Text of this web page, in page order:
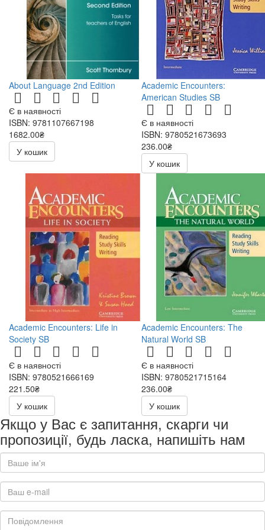
About Language 2nd Edition
Є в наявності
ISBN: 9781107667198
1682.00₴
У кошик
Academic Encounters:
American Studies SB
Є в наявності
ISBN: 9780521673693
236.00₴
472.00₴
У кошик
Academic Encounters: Life in
Society SB
Є в наявності
ISBN: 9780521666169
221.50₴
443.00₴
У кошик
Academic Encounters: The
Natural World SB
Є в наявності
ISBN: 9780521715164
236.00₴
472.00₴
У кошик
Якщо у Вас є запитання, скарги чи
пропозиції, будь ласка, напишіть нам